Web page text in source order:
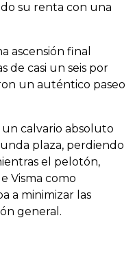
su renta con una
ascensión final
de casi un seis por
un auténtico paseo
calvario absoluto
plaza, perdiendo
el pelotón,
Visma como
a minimizar las
general.